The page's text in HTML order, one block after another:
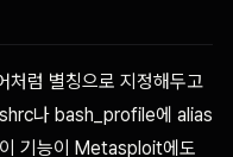
처럼 별칭으로 지정해두고
나 bash_profile에 alias
기능이 Metasploit에도